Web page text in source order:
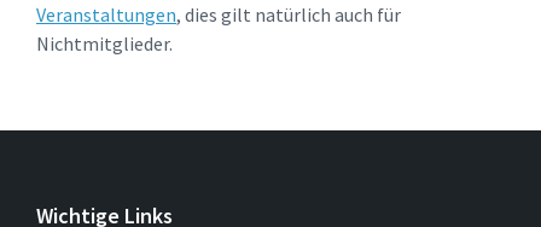
Veranstaltungen, dies gilt natürlich auch für
Nichtmitglieder.
Wichtige Links